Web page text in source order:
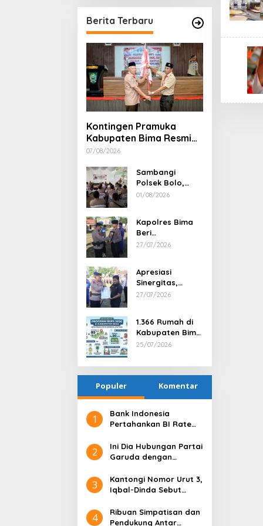
Berita Terbaru
Kontingen Pramuka
Kabupaten Bima Resmi
Dilepas Menuju Jamnas
07/08/2026
Sambangi
Polsek Bolo,
Kapolres Bima
Wilayah dan Beri
Peringatan
Keras Soal
01/08/2026
Kapolres Bima
Beri
Penghargaan
Tindak Tegas
Satu Anggota
via PTDH
27/07/2026
Apresiasi
Sinergitas,
Kapolres Bima
kepada Kepala
Desa Nggembe
27/07/2026
1.366 Rumah di
Kabupaten Bima
Terima Bantuan
2026
25/07/2026
Populer Komentar
1
Bank Indonesia
Pertahankan BI Rate
hingga Pertengahan
Juni 4,0 Miliar Dolar AS
2
Ini Dia Hubungan Partai
Garuda dengan
3
Kantongi Nomor Urut 3,
Iqbal-Dinda Sebut
Kemenangan di Pilgub
NTB
4
Ribuan Simpatisan dan
Pendukung Antar